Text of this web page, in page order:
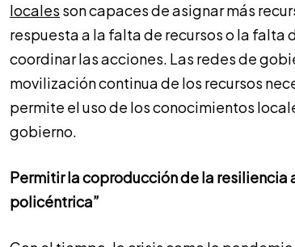
locales son capaces de asignar más
respuesta a la falta de recursos o la
coordinar las acciones. Las redes de
movilización continua de los recursos
permite el uso de los conocimientos
gobierno.
Permitir la coproducción de la resiliencia
policéntrica”